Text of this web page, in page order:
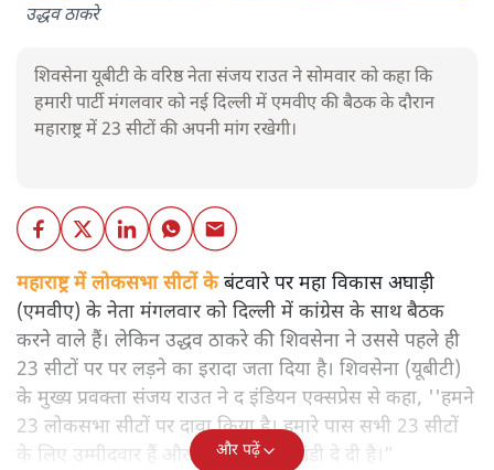
उद्धव ठाकरे
शिवसेना यूबीटी के वरिष्ठ नेता संजय राउत ने सोमवार को कहा कि
हमारी पार्टी मंगलवार को नई दिल्ली में एमवीए की बैठक के दौरान
महाराष्ट्र में 23 सीटों की अपनी मांग रखेगी।
महाराष्ट्र में लोकसभा सीटों के बंटवारे पर महा विकास अघाड़ी
(एमवीए) के नेता मंगलवार को दिल्ली में कांग्रेस के साथ बैठक
करने वाले हैं। लेकिन उद्धव ठाकरे की शिवसेना ने उससे पहले ही
23 सीटों पर पर लड़ने का इरादा जता दिया है। शिवसेना (यूबीटी)
के मुख्य प्रवक्ता संजय राउत ने द इंडियन एक्सप्रेस से कहा, ''हमने
23 लोकसभा सीटों पर दावा किया है। हमारे पास सभी 23 सीटों
के लिए उम्मीदवार हैं और हमने उन्हें हरी झंडी दे दी है।”
और पढ़ें